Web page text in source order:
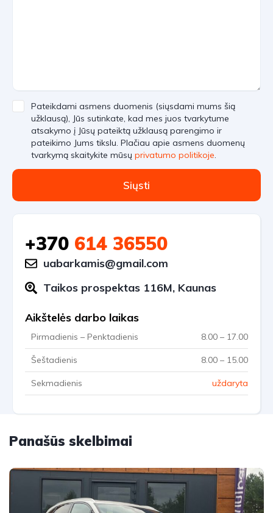
Pateikdami asmens duomenis (siųsdami mums šią
užklausą), Jūs sutinkate, kad mes juos tvarkytume
atsakymo į Jūsų pateiktą užklausą parengimo ir
pateikimo Jums tikslu. Plačiau apie asmens duomenų
tvarkymą skaitykite mūsų privatumo politikoje.
Siųsti
+370 614 36550
uabarkamis@gmail.com
Taikos prospektas 116M, Kaunas
Aikštelės darbo laikas
Pirmadienis – Penktadienis 8.00 – 17.00
Šeštadienis 8.00 – 15.00
Sekmadienis uždaryta
Panašūs skelbimai